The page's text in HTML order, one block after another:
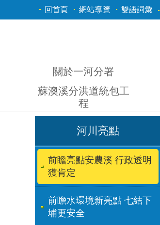
跳到主要內容區塊
回首頁 網站導覽 雙語詞彙
關於一河分署
蘇澳溪分洪道統包工
程
河川亮點
前瞻亮點安農溪 行政透明
獲肯定
前瞻水環境新亮點 七結下
埔更安全